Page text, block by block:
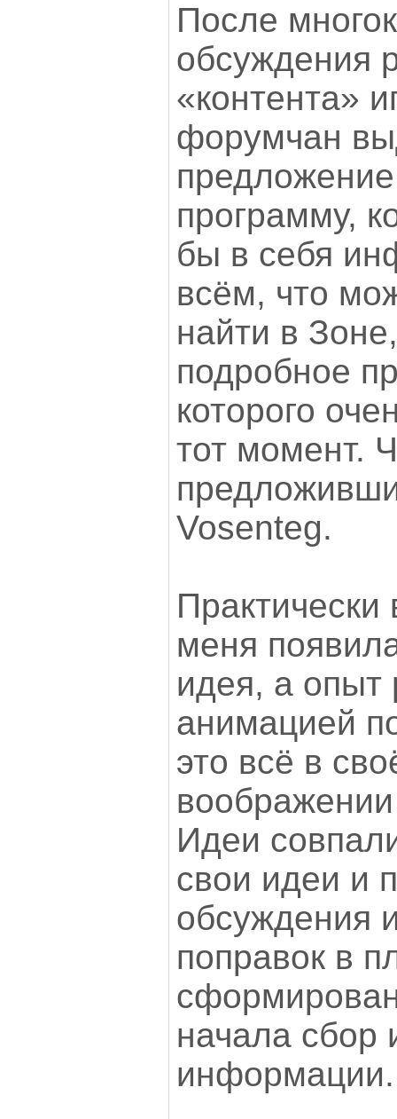
После
обсуждения
«контента»
форумчан
программу,
бы в себя
всём, что
найти в
подробное
которого
тот момент.
Vosenteg.
меня
идея, а
анимацией
это всё в
Идеи
свои идеи и
обсуждения
поправок в
начала сбор
информации.